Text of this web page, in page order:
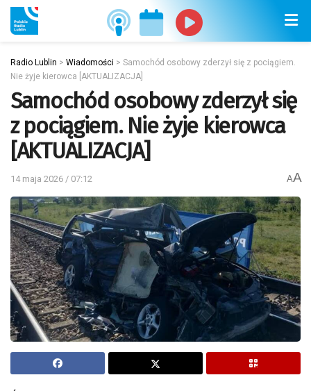
Radio Lublin > Wiadomości > Samochód osobowy zderzył się z pociągiem.
Nie żyje kierowca [AKTUALIZACJA]
Samochód osobowy zderzył się
z pociągiem. Nie żyje kierowca
[AKTUALIZACJA]
14 maja 2026 / 07:12 AA